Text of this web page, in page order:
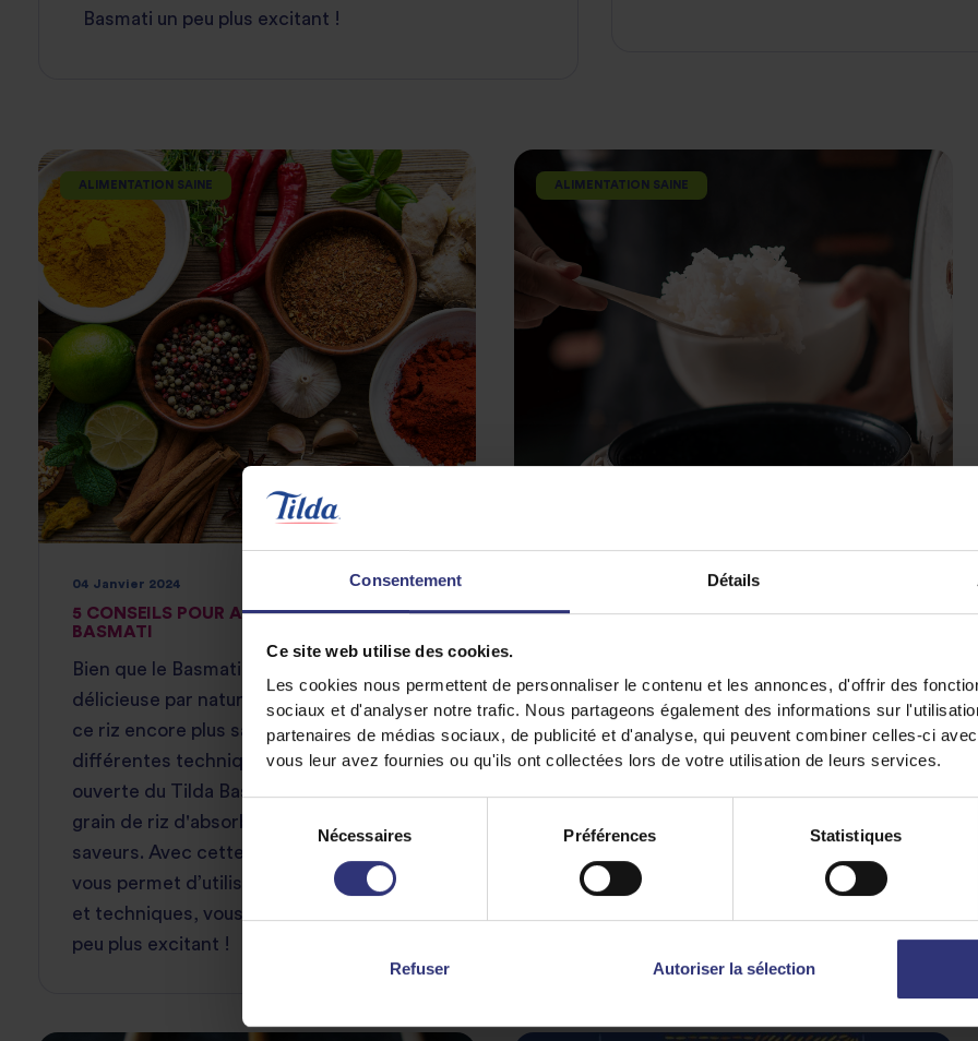
Consentement Détails
Ce site web utilise des cookies.
Les cookies nous permettent de personnaliser le contenu et les annonces, d'offrir des
sociaux et d'analyser notre trafic. Nous partageons également des informations sur
partenaires de médias sociaux, de publicité et d'analyse, qui peuvent combiner celles-ci
vous leur avez fournies ou qu'ils ont collectées lors de votre utilisation de leurs services.
consentement
Nécessaires Préférences Statistiques
Refuser Autoriser la sélection
Basmati un peu plus excitant !
ALIMENTATION SAINE
04 Janvier 2024
5 CONSEILS POUR ASSAISONNER LE
BASMATI
Bien que le Basmati ait une saveur
délicieuse par nature, vous pouvez rendre
ce riz encore plus savoureux en utilisant
différentes techniques. La texture
ouverte du Tilda Basmati permet à ce
grain de riz d'absorber parfaitement les
saveurs. Avec cette liste de conseils qui
vous permet d’utiliser différentes épices
et techniques, vous rendrez le Basmati un
peu plus excitant !
ALIMENTATION SAINE
GUIDE DES CUISEURS DE RIZ
cuiseur de riz ? Voici tout ce qu'il faut
savoir sur cet appareil pratique